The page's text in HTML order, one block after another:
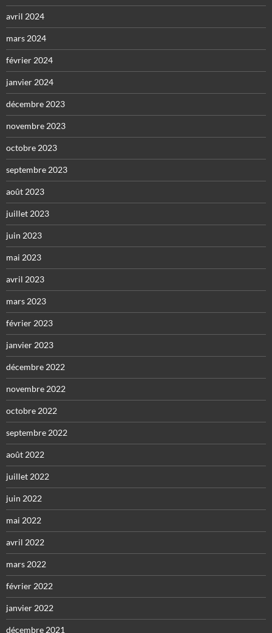
avril 2024
mars 2024
février 2024
janvier 2024
décembre 2023
novembre 2023
octobre 2023
septembre 2023
août 2023
juillet 2023
juin 2023
mai 2023
avril 2023
mars 2023
février 2023
janvier 2023
décembre 2022
novembre 2022
octobre 2022
septembre 2022
août 2022
juillet 2022
juin 2022
mai 2022
avril 2022
mars 2022
février 2022
janvier 2022
décembre 2021